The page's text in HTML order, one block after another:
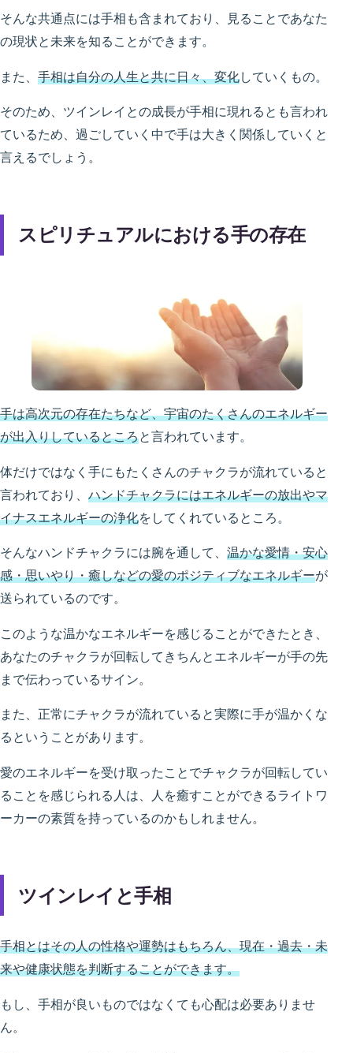
そんな共通点には手相も含まれており、見ることであなた
の現状と未来を知ることができます。
また、 手相は自分の人生と共に日々、変化していくもの。
そのため、ツインレイとの成長が手相に現れるとも言われ
ているため、過ごしていく中で手は大きく関係していくと
言えるでしょう。
スピリチュアルにおける手の存在
手は高次元の存在たちなど、宇宙のたくさんのエネルギー
が出入りしているところと言われています。
体だけではなく手にもたくさんのチャクラが流れていると
言われており、 ハンドチャクラにはエネルギーの放出やマ
イナスエネルギーの浄化をしてくれているところ。
そんなハンドチャクラには腕を通して、 温かな愛情・安心
感・思いやり・癒しなどの愛のポジティブなエネルギーが
送られているのです。
このような温かなエネルギーを感じることができたとき、
あなたのチャクラが回転してきちんとエネルギーが手の先
まで伝わっているサイン。
また、正常にチャクラが流れていると実際に手が温かくな
るということがあります。
愛のエネルギーを受け取ったことでチャクラが回転してい
ることを感じられる人は、人を癒すことができるライトワ
ーカーの素質を持っているのかもしれません。
ツインレイと手相
手相とはその人の性格や運勢はもちろん、現在・過去・未
来や健康状態を判断することができます。
もし、手相が良いものではなくても心配は必要ありませ
ん。